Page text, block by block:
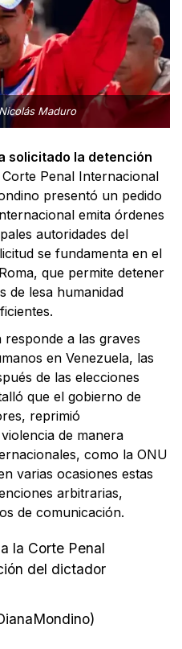
Maduro
solicitado la detención
Penal Internacional
presentó un pedido
emita órdenes
autoridades del
se fundamenta en el
que permite detener
de lesa humanidad
responde a las graves
en Venezuela, las
de las elecciones
que el gobierno de
reprimió
de manera
como la ONU
varias ocasiones estas
arbitrarias,
de comunicación.
la Corte Penal
del dictador